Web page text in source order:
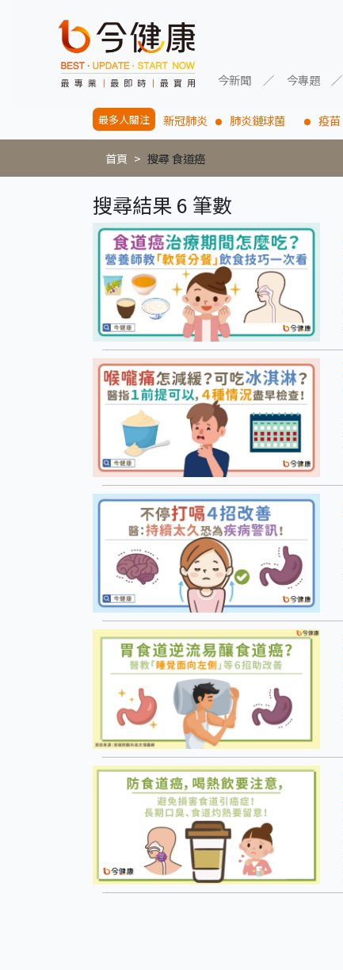
今新聞 今專題
最多人關注 新冠肺炎 肺炎鏈球菌 疫苗
首頁 搜尋 食道癌
搜尋結果 6 筆數